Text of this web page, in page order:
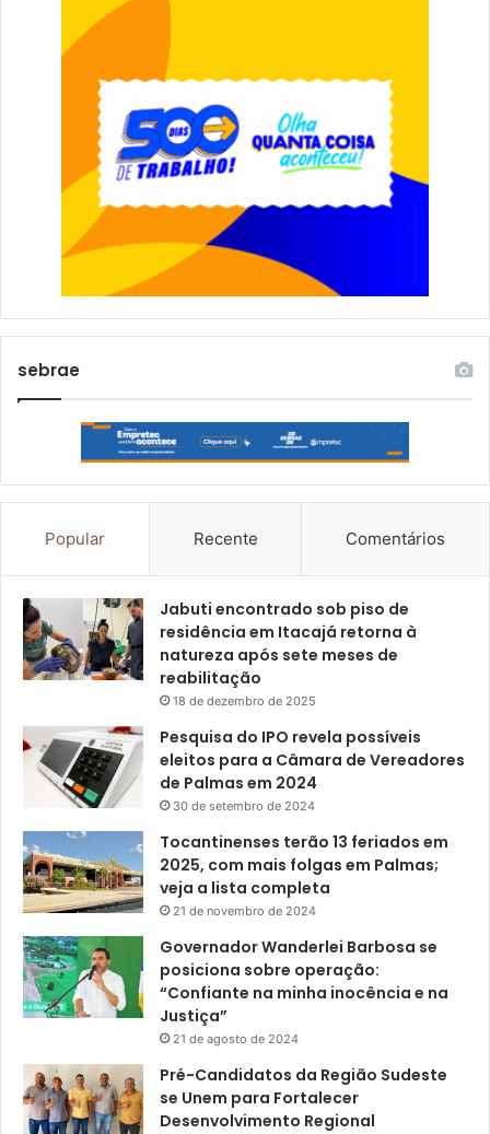
sebrae
Popular Recente Comentários
Jabuti encontrado sob piso de
residência em Itacajá retorna à
natureza após sete meses de
reabilitação
18 de dezembro de 2025
Pesquisa do IPO revela possíveis
eleitos para a Câmara de Vereadores
de Palmas em 2024
30 de setembro de 2024
Tocantinenses terão 13 feriados em
2025, com mais folgas em Palmas;
veja a lista completa
21 de novembro de 2024
Governador Wanderlei Barbosa se
posiciona sobre operação:
“Confiante na minha inocência e na
Justiça”
21 de agosto de 2024
Pré-Candidatos da Região Sudeste
se Unem para Fortalecer
Desenvolvimento Regional